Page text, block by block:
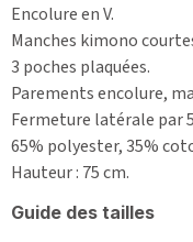
Encolure en V.
Manches kimono
3 poches plaquées.
Parements encolure,
Fermeture latérale par
65% polyester, 35%
Hauteur : 75 cm.
Guide des tailles